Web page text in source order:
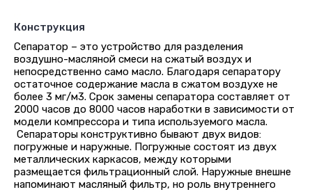
Конструкция
Сепаратор – это устройство для разделения
воздушно-масляной смеси на сжатый воздух и
непосредственно само масло. Благодаря сепаратору
остаточное содержание масла в сжатом воздухе не
более 3 мг/м3. Срок замены сепаратора составляет от
2000 часов до 8000 часов наработки в зависимости от
модели компрессора и типа используемого масла.
Сепараторы конструктивно бывают двух видов:
погружные и наружные. Погружные состоят из двух
металлических каркасов, между которыми
размещается фильтрационный слой. Наружные внешне
напоминают масляный фильтр, но роль внутреннего